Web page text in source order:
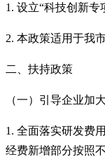
1. 设立“科技创新
2. 本政策适用于我
二、扶持政策
（一）引导企业加
1. 全面落实研发费
经费新增部分按照